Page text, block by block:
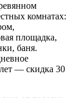
комнатах:
площадка,
баня.
— скидка 30